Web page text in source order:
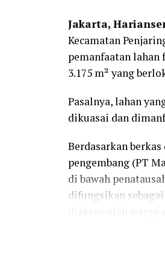
pengadilan yang
terlindungi,”
Dalam gugatan
para tergugat
immateriil Rp1
“Kami juga
dikenakan uang
Jakarta,
Kecamatan
pemanfaatan
3.175 m² yang
Pasalnya, lahan
dikuasai dan
Berdasarkan
pengembang (PT
di bawah
difungsikan
Namun, dalam
menyebut dua